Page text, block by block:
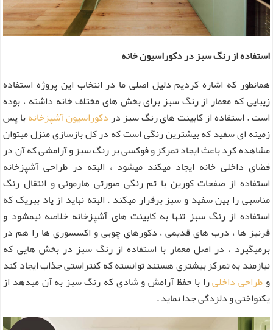
استفاده از رنگ سبز در دکوراسیون خانه
همانطور که اشاره کردیم دلیل اصلی ما در انتخاب این پروژه استفاده
زیبایی که معمار از رنگ سبز برای بخش های مختلف خانه داشته ، بوده
است . استفاده از کابینت های رنگ سبز دردکوراسیون آشپزخانهبا پس
زمینه ای سفید که بیشترین رنگی است که در کل بازسازی منزل میتوان
مشاهده کرد باعث ایجاد تمرکز و فوکسی بر رنگ سبز و آرامشی که آن در
فضای داخلی خانه ایجاد میکند میشود ، البته در طراحی آشپزخانه
استفاده از صفحات کورین با تم رنگی صورتی هارمونی و انتقال رنگ
مناسبی را بین سفید و سبز برقرار میکند . البته نباید از یاد ببریک که
استفاده از رنگ سبز تنها به کابینت های آشپزخانه خلاصه نیمشود و
قرنیز ها ، درب های قدیمی ، دکورهای چوبی و اکسسوری ها را هم در
برمیگیرد ، در اصل معمار با استفاده از رنگ سبز در بخش هایی که
نیازمند به تمرکز بیشتری هستند توانسته که کنتراستی جذاب ایجاد کند
وطراحی داخلیرا با حفظ آرامش و شادی که رنگ سبز به آن میدهد از
یکنواختی و دلزدگی جدا نماید .